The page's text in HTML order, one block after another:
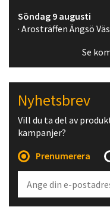
Söndag 9 augusti
· Arosträffen Ängsö
Se
Nyhetsbrev
Vill du ta del av
kampanjer?
Prenumerera